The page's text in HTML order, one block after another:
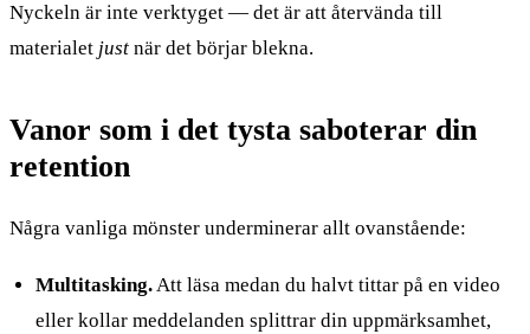
Nyckeln är inte verktyget — det är att återvända till
materialet just när det börjar blekna.
Vanor som i det tysta saboterar din
retention
Några vanliga mönster underminerar allt ovanstående:
Multitasking.Att läsa medan du halvt tittar på en video
eller kollar meddelanden splittrar din uppmärksamhet,